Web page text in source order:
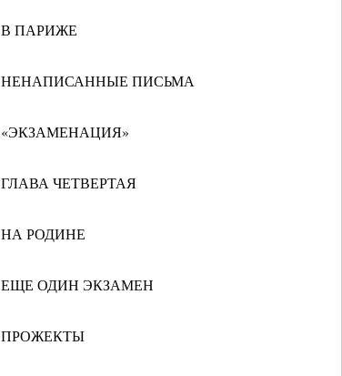
В ПАРИЖЕ
НЕНАПИСАННЫЕ ПИСЬМА
«ЭКЗАМЕНАЦИЯ»
ГЛАВА ЧЕТВЕРТАЯ
НА РОДИНЕ
ЕЩЕ ОДИН ЭКЗАМЕН
ПРОЖЕКТЫ